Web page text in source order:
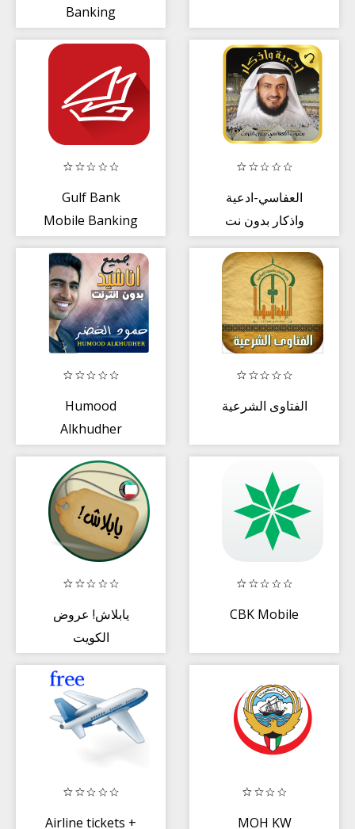
Banking
Gulf Bank
Mobile Banking
العفاسي-ادعية
واذكار بدون نت
Humood
Alkhudher
Offline
الفتاوى الشرعية
يابلاش! عروض
الكويت
CBK Mobile
Airline tickets + MOH KW